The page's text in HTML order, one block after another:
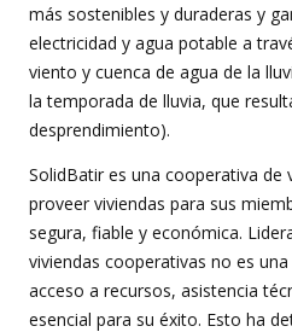
más sostenibles y duraderas y
electricidad y agua potable a
viento y cuenca de agua de la
la temporada de lluvia, que
desprendimiento).
SolidBatir es una cooperativa de
proveer viviendas para sus
segura, fiable y económica.
viviendas cooperativas no es
acceso a recursos, asistencia
esencial para su éxito. Esto ha